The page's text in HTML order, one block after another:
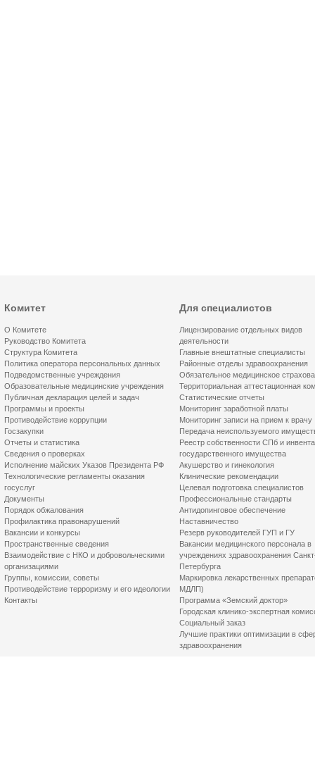
Комитет
О Комитете
Руководство Комитета
Структура Комитета
Политика оператора персональных данных
Подведомственные учреждения
Образовательные медицинские учреждения
Публичная декларация целей и задач
Программы и проекты
Противодействие коррупции
Госзакупки
Отчеты и статистика
Сведения о проверках
Исполнение майских Указов Президента РФ
Технологические регламенты оказания
госуслуг
Документы
Порядок обжалования
Профилактика правонарушений
Вакансии и конкурсы
Пространственные сведения
Взаимодействие с НКО и добровольческими
организациями
Группы, комиссии, советы
Противодействие терроризму и его идеологии
Контакты
Для специалистов
Лицензирование отдельных видов
деятельности
Главные внештатные специалисты
Районные отделы здравоохранения
Обязательное медицинское
Территориальная аттестационная
Статистические отчеты
Мониторинг заработной платы
Мониторинг записи на прием к врачу
Передача неиспользуемого
Реестр собственности СПб и
государственного имущества
Акушерство и гинекология
Клинические рекомендации
Целевая подготовка специалистов
Профессиональные стандарты
Антидопинговое обеспечение
Наставничество
Резерв руководителей ГУП и ГУ
Вакансии медицинского персонала в
учреждениях здравоохранения
Петербурга
Маркировка лекарственных
МДЛП)
Программа «Земский доктор»
Городская клинико-экспертная
Социальный заказ
Лучшие практики оптимизации в
здравоохранения